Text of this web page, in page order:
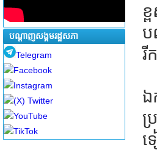
បណ្តាញសង្គមរដ្ឋសភា
Telegram
Facebook
Instagram
(X) Twitter
YouTube
TikTok
ខ្
ប
រី
ឯ
ប្
ទ